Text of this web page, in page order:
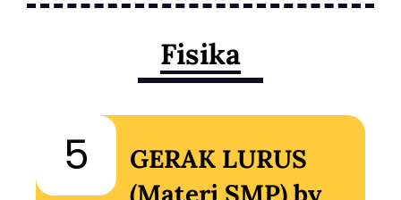
Fisika
5
GERAK LURUS
(Materi SMP) by